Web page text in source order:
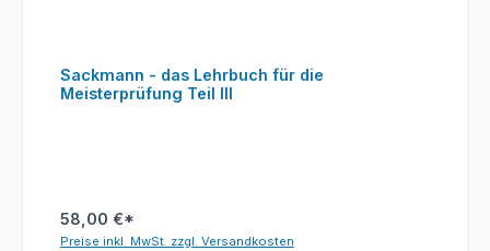
Sackmann - das Lehrbuch für die
Meisterprüfung Teil III
58,00 €*
Preise inkl. MwSt. zzgl. Versandkosten